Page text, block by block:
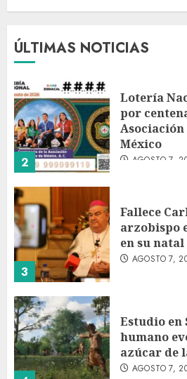
ÚLTIMAS NOTICIAS
1
fondos
2
Lotería
por
Asociación
México
AGOSTO 7,
3
Fallece
arzobispo
en su
AGOSTO 7,
Estudio en
humano
azúcar de
AGOSTO 7,